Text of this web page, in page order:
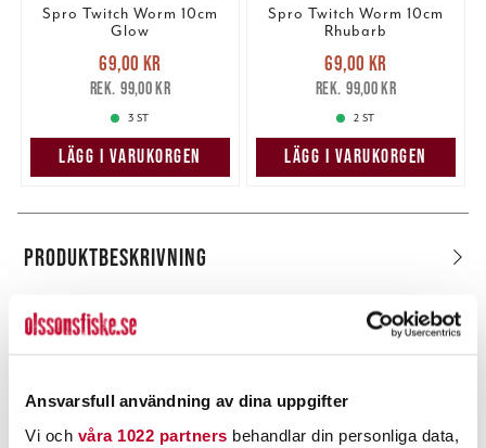
Ansvarsfull användning av dina uppgifter
Vi och våra 1022 partners behandlar din personliga data,
Spro Twitch Worm 10cm
Glow
Nuvarande pris
69,00 krTidigare pris
99,00 kr
69,00 kr
99,00 kr
3 ST
LÄGG I VARUKORGEN
Spro Twitch Worm 10cm
Rhubarb
Nuvarande pris
69,00 krTidigare pris
99,00 kr
69,00 kr
99,00 kr
2 ST
LÄGG I VARUKORGEN
PRODUKTBESKRIVNING
POPULÄRT JUST NU